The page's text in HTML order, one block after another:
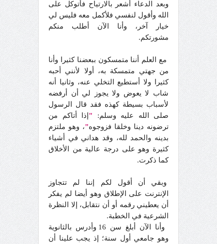
وبعد الدعاء أشعر بالارتياح فأتوكل على
الله وأقول لنفسي فلأكمل معه فليس لي
خيار آخر، وأنا الآن أطلب منكم
مشورتكم.
مع العلم أننا متمسكون ببعضنا كثيرا وأنا
من جهتي متمسكة به، أولا لأنني أحبه
كثيرا ولا أستطيع التخلي عنه، وثانيا أنه
شاب لا يعوض ولا يجوز لي أن أرفضه
لأسباب بسيطة كهذه فقد قال الرسول
صلى الله عليه وسلم: " إذا أتاكم من
ترضونه دينا وخلقا فزوجوه"، وهو ملتزم
بدينه والحمد لله، وقد هداني في أشياء
كثيرة وهو على درجة عالية من الأخلاق
كما ذكرت.
وبقي أن أقول لكم إننا لم تتجاوز
الإنترنت على الإطلاق وهو أيضا لم يفكر
أن يعطيني رقمه أو أن نتقابل، إلا النظرة
الشرعية في الخطبة.
وأنا الآن أبلغ سن 16 وأدرس بالثانوية
وهو جامعي أول سنة؛ إذ يجب علينا أن